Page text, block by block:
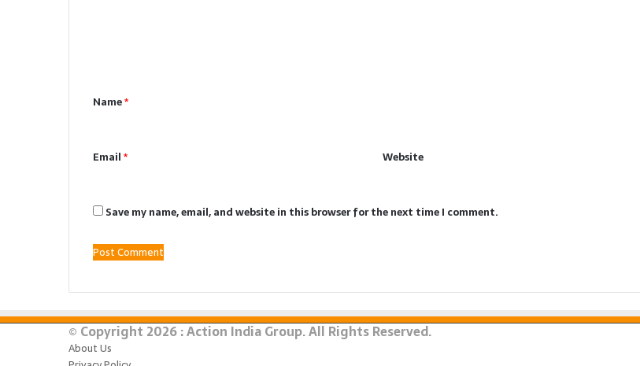
t
Name*
Email* Website
Save my name, email, and website in this browser for the next time I comment.
© Copyright 2026 : Action India Group. All Rights Reserved.
About Us